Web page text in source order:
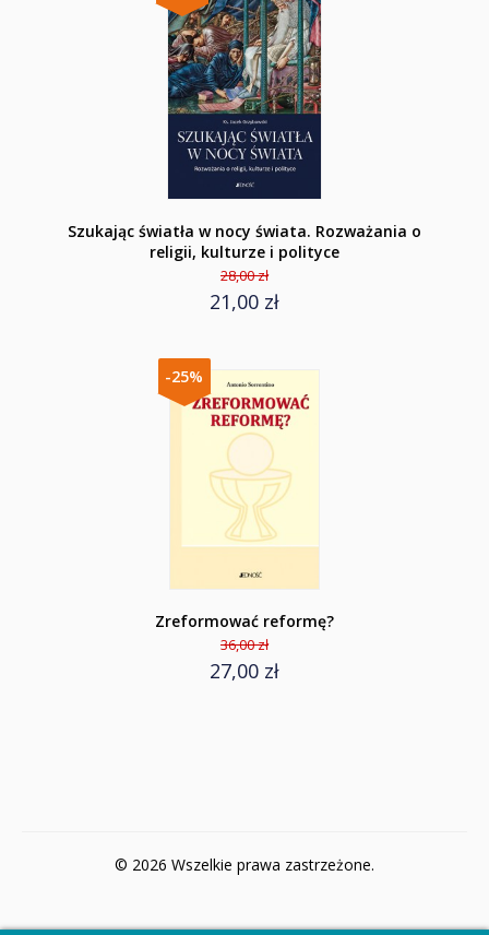
Szukając światła w nocy świata. Rozważania o
religii, kulturze i polityce
28,00 zł
21,00 zł
-25%
Zreformować reformę?
36,00 zł
27,00 zł
© 2026 Wszelkie prawa zastrzeżone.